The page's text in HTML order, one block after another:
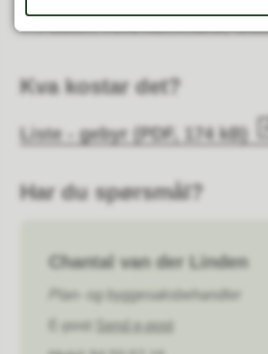
Kva kostar det?
Liste - gebyr (PDF, 174 kB)
Har du spørsmål?
Chantal van der Linden
Plan- og byggesaksbehandler
E-post
Send e-post